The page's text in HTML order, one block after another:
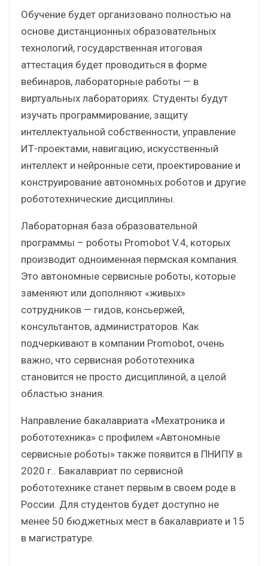
Обучение будет организовано полностью на
основе дистанционных образовательных
технологий, государственная итоговая
аттестация будет проводиться в форме
вебинаров, лабораторные работы — в
виртуальных лабораториях. Студенты будут
изучать программирование, защиту
интеллектуальной собственности, управление
ИТ-проектами, навигацию, искусственный
интеллект и нейронные сети, проектирование и
конструирование автономных роботов и другие
робототехнические дисциплины.
Лабораторная база образовательной
программы – роботы Promobot V.4, которых
производит одноименная пермская компания.
Это автономные сервисные роботы, которые
заменяют или дополняют «живых»
сотрудников — гидов, консьержей,
консультантов, администраторов. Как
подчеркивают в компании Promobot, очень
важно, что сервисная робототехника
становится не просто дисциплиной, а целой
областью знания.
Направление бакалавриата «Мехатроника и
робототехника» с профилем «Автономные
сервисные роботы» также появится в ПНИПУ в
2020 г.. Бакалавриат по сервисной
робототехнике станет первым в своем роде в
России. Для студентов будет доступно не
менее 50 бюджетных мест в бакалавриате и 15
в магистратуре.